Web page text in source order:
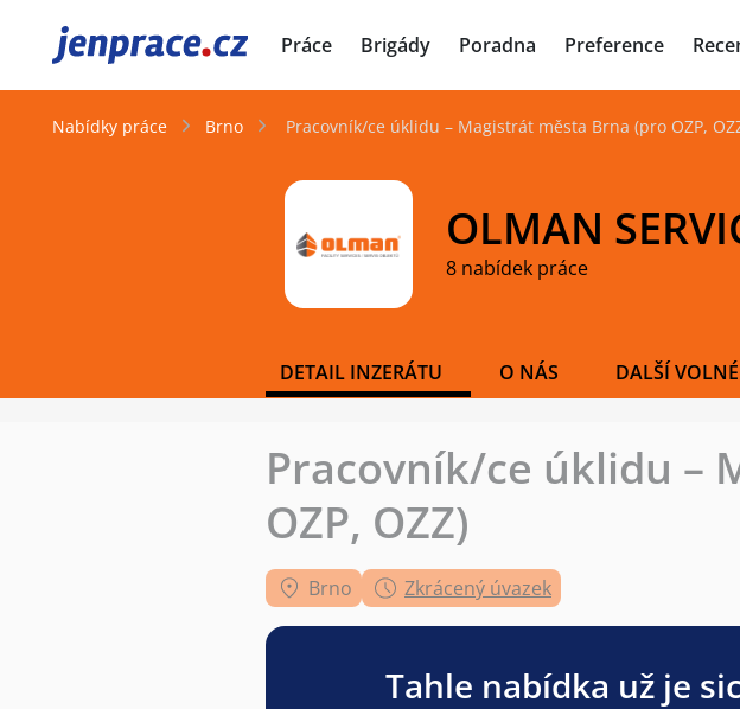
JenPráce.cz Práce Brigády Poradna Preference
Nabídky práce Brno Pracovník/ce úklidu – Magistrát města Brna (pro OZP,
OLMAN
8 nabídek práce
DETAIL INZERÁTU O NÁS DALŠÍ
Pracovník/ce úklidu –
OZP, OZZ)
Brno Zkrácený úvazek
Tahle nabídka už je